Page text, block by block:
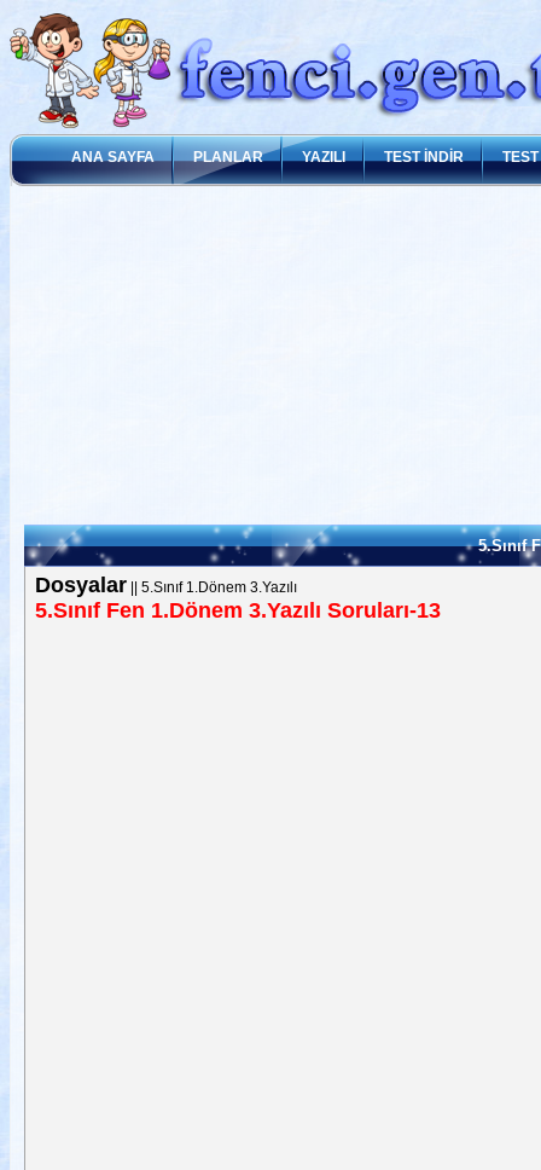
ANA SAYFA PLANLAR YAZILI TEST İNDİR
5.Sınıf
Dosyalar|| 5.Sınıf 1.Dönem 3.Yazılı
5.Sınıf Fen 1.Dönem 3.Yazılı Soruları-13